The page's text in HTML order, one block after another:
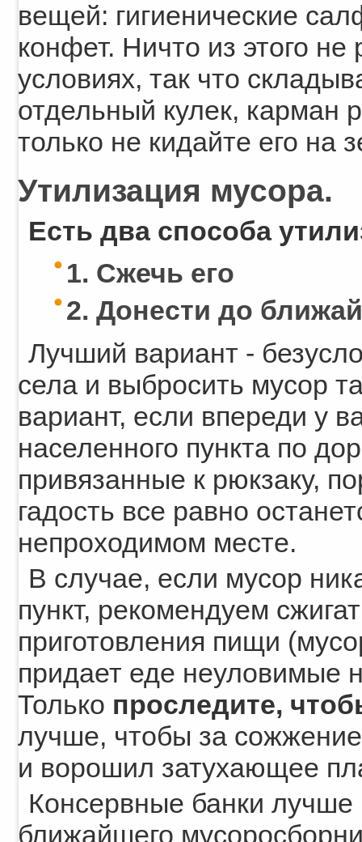
вещей: гигиенические
конфет. Ничто из этого
условиях, так что
отдельный кулек, карман
только не кидайте его на
Утилизация мусора.
Есть два способа
1. Сжечь его
2. Донести до
Лучший вариант -
села и выбросить мусор
вариант, если впереди у
населенного пункта по
привязанные к рюкзаку,
гадость все равно
непроходимом месте.
В случае, если мусор
пункт, рекомендуем
приготовления пищи
придает еде неуловимые
Только проследите,
лучше, чтобы за
и ворошил затухающее
Консервные банки лучше
ближайшего